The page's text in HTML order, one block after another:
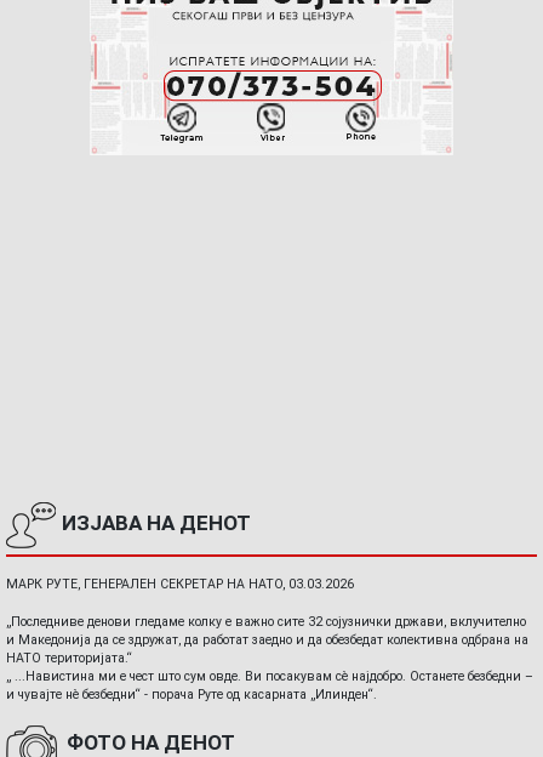
ИЗЈАВА НА ДЕНОТ
МАРК РУТЕ, ГЕНЕРАЛЕН СЕКРЕТАР НА НАТО, 03.03.2026
„Последниве денови гледаме колку е важно сите 32 сојузнички држави, вклучително
и Македонија да се здружат, да работат заедно и да обезбедат колективна одбрана на
НАТО територијата.“
„ ...Навистина ми е чест што сум овде. Ви посакувам сè најдобро. Останете безбедни –
и чувајте нè безбедни“ - порача Руте од касарната „Илинден“.
ФОТО НА ДЕНОТ